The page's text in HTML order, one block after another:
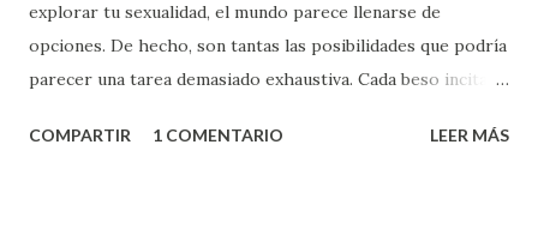
explorar tu sexualidad, el mundo parece llenarse de
opciones. De hecho, son tantas las posibilidades que podría
parecer una tarea demasiado exhaustiva. Cada beso incita
partes de ti que jamás hubieras imaginado. El problema es
COMPARTIR 1 COMENTARIO LEER MÁS